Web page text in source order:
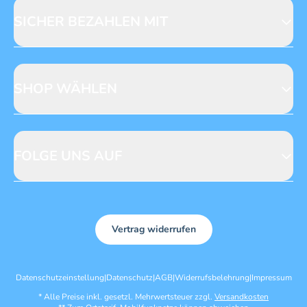
CH DE
Vertrag widerrufen
Datenschutzeinstellung|Datenschutz|AGB|Widerrufsbelehrung|Impressum
*Alle Preise inkl. gesetzl. Mehrwertsteuer zzgl. Versandkosten